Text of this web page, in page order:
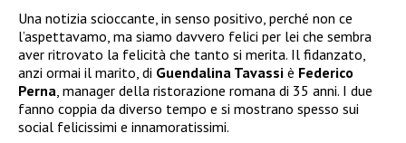
Una notizia scioccante, in senso positivo, perché non ce
l’aspettavamo, ma siamo davvero felici per lei che sembra
aver ritrovato la felicità che tanto si merita. Il fidanzato,
anzi ormai il marito, di Guendalina Tavassi è Federico
Perna, manager della ristorazione romana di 35 anni. I due
fanno coppia da diverso tempo e si mostrano spesso sui
social felicissimi e innamoratissimi.